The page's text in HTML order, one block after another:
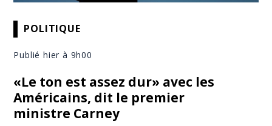
POLITIQUE
Publié hier à 9h00
«Le ton est assez dur» avec les
Américains, dit le premier
ministre Carney